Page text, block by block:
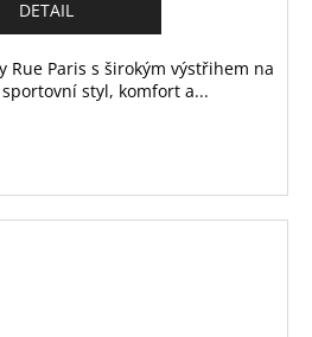
DETAIL
Rue Paris s širokým výstřihem na
styl, komfort a...